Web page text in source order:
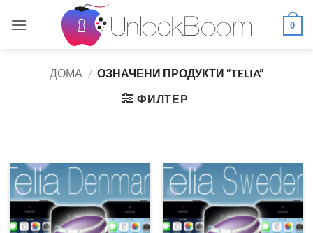
0
ДОМА / ОЗНАЧЕНИ ПРОДУКТИ “TELIA”
ФИЛТЕР